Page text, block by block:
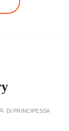
DI PRINCIPESSA